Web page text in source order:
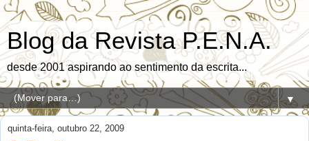
Blog da Revista P.E.N.A.
desde 2001 aspirando ao sentimento da escrita...
▼
quinta-feira, outubro 22, 2009